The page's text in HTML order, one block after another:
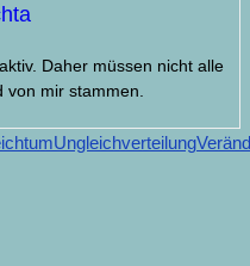
Daher müssen nicht alle
von mir stammen.
Ungleichverteilung